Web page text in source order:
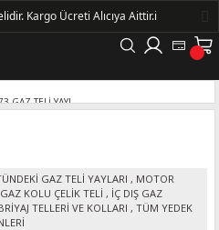
GAZ TELİ YAYLARI , MOTOR
KOLU ÇELİK TELİ , İÇ DIŞ GAZ
TELLERİ VE KOLLARI , TÜM YEDEK
Kargo Ücreti Alıcıya Aittir.ℹ️